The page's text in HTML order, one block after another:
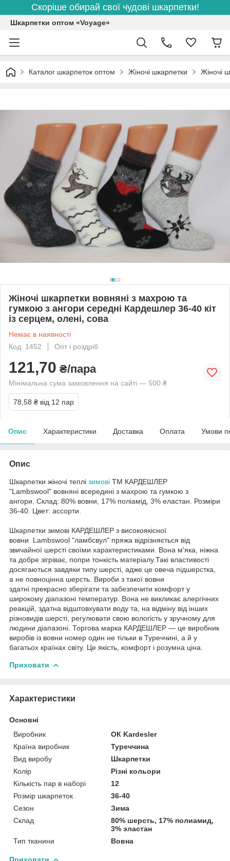
Скоріше обирай свої чудові шкарпетки!
Шкарпетки оптом «Voyage»
Каталог шкарпеток оптом Жіночі шкарпетки Жіночі
Жіночі шкарпетки вовняні з махрою та
гумкою з ангори середні Кардешлер 36-40 кіт
із серцем, олені, сова
Немає в наявності
Код: 1452
Опт і роздріб
121,70 ₴/пара
Мінімальна сума замовлення на сайті — 500 ₴
78,58 ₴ від 12 пар
Опис Характеристики Доставка Оплата Умови
Опис
Шкарпетки жіночі теплі зимові ТМ КАРДЕШЛЕР
"Lambswool" вовняні всередині з махрою та гумкою з
ангори. Склад: 80% вовни, 17% поліамід, 3% еластан. Розміри
36-40. Цвет: аcсорти.
Шкарпетки зимові КАРДЕШЛЕР з високоякісної
вовни Lambswool "ламбсвул" пряжа відрізняється від
звичайної шерсті своїми характеристиками. Вона м'яка, ніжна
та добре зігріває, попри тонкість матеріалу.Такі властивості
досягаються завдяки типу шерсті, адже це овеча підшерстка,
а не повноцінна шерсть. Вироби з такої вовни
здатні прекрасно зберігати та забезпечити комфорт у
широкому діапазоні температур. Вона не викликає алергічних
реакцій, здатна відштовхувати воду та, на відміну від інших
різновидів шерсті, регулювати свою вологість у зручному для
людини діапазоні. Торгова марка КАРДЕШЛЕР — це виробник
виробів із вовни номер один не тільки в Туреччині, а й у
багатьох країнах світу. Це якість, комфорт і розумна ціна.
Приховати
Характеристики
Основні
Виробник
ОК Kardesler
Країна виробник
Туреччина
Вид виробу
Шкарпетки
Колір
Різні кольори
Кількість пар в наборі
12
Розмір шкарпеток
36-40
Сезон
Зима
Склад
80% шерсть, 17% полиамид,
3% эластан
Тип тканини
Вовна
Приховати